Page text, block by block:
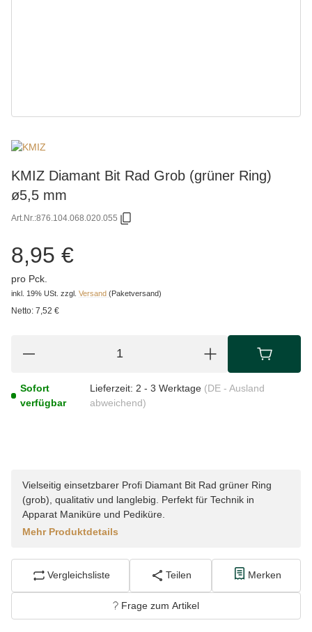
KMIZ Diamant Bit Rad Grob (grüner Ring)
ø5,5 mm
Art.Nr.:876.104.068.020.055
8,95 €
pro Pck.
inkl. 19% USt. zzgl. Versand (Paketversand)
Netto: 7,52 €
Sofort
verfügbar
Lieferzeit: 2 - 3 Werktage (DE - Ausland
abweichend)
Vielseitig einsetzbarer Profi Diamant Bit Rad grüner Ring
(grob), qualitativ und langlebig. Perfekt für Technik in
Apparat Maniküre und Pediküre.
Mehr Produktdetails
Vergleichsliste Teilen Merken
Frage zum Artikel